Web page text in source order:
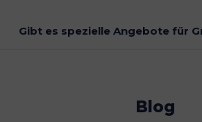
Gibt es spezielle Angebote für
Blog